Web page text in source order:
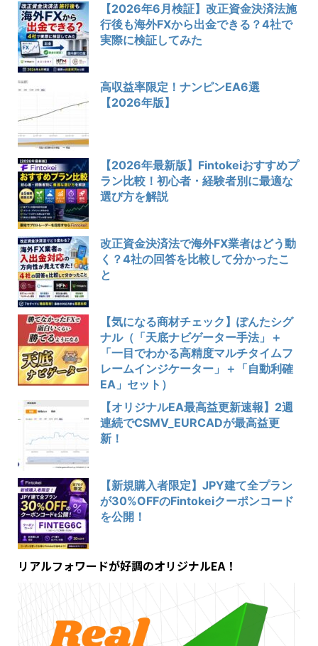
【2026年6月検証】改正資金決済法施
行後も海外FXから出金できる？4社で
実際に検証してみた
高収益率限定！ナンピンEA6選
【2026年版】
【2026年最新版】Fintokeiおすすめプ
ラン比較！初心者・経験者別に最適な
選び方を解説
改正資金決済法で海外FX業者はどう動
く？4社の回答を比較して分かったこ
と
【気になる商材チェック】ぽんたシグ
ナル（「天底ナビゲーター手法」＋
「一目でわかる高精度マルチタイムフ
レームインジケーター」＋「自動利確
EA」セット）
【オリジナルEA最高益更新速報】2週
連続でCSMV_EURCADが最高益更
新！
【新規購入者限定】JPY建て全プラン
が30%OFFのFintokeiクーポンコード
を公開！
リアルフォワードが好調のオリジナルEA！